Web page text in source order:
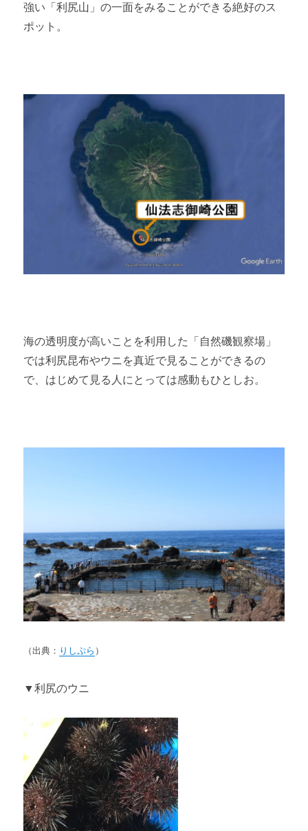
強い「利尻山」の一面をみることができる絶好のス
ポット。
海の透明度が高いことを利用した「自然磯観察場」
では利尻昆布やウニを真近で見ることができるの
で、はじめて見る人にとっては感動もひとしお。
（出典： りしぷら ）
▼利尻のウニ